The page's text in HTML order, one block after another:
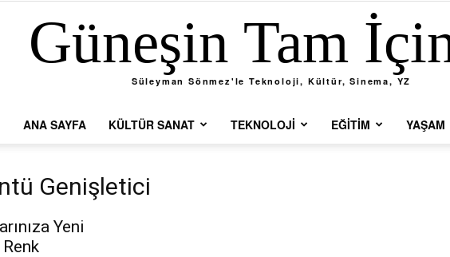
Güneşin Tam
Süleyman Sönmez'le Teknoloji, Kültür, Sinema, YZ
ANA SAYFA KÜLTÜR SANAT TEKNOLOJI EĞITIM YAŞAM
Genişletici
Yeni